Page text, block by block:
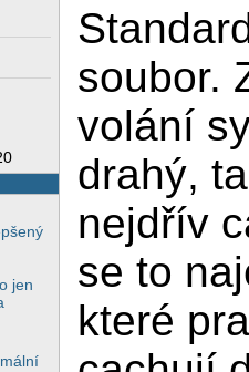
jen
soubor.
volání
drahý,
nejdřív
se to
které